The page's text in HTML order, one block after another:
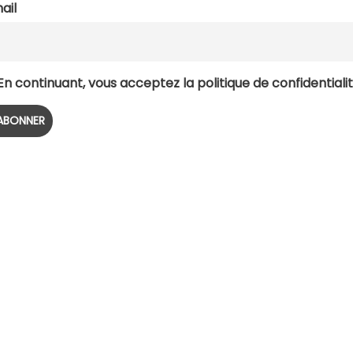
continuant, vous acceptez la politique de